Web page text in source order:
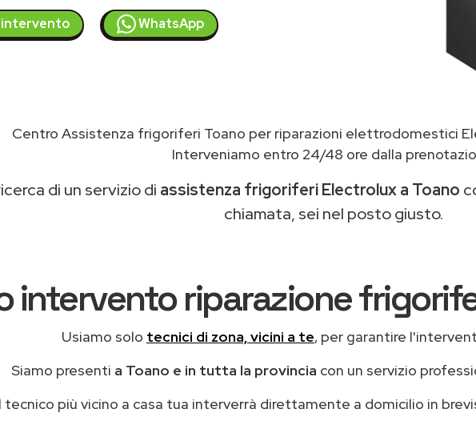
WhatsApp
Centro Assistenza frigoriferi Toano per riparazioni elettrodomestici
Interveniamo entro 24/48 ore dalla
di un servizio di assistenza frigoriferi Electrolux a Toano
chiamata, sei nel posto giusto.
intervento riparazione
Usiamo solo tecnici di zona, vicini a te, per garantire
Siamo presenti a Toano e in tutta la provincia con un servizio
tecnico più vicino a casa tua interverrà direttamente a domicilio in